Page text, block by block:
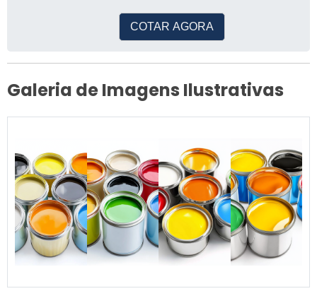
promoção de seus produtos.
Com tratamento corona no
tintas e impressão, esse
rótulo oferece qualidade e
durabilidade.
COTAR AGORA
Galeria de Imagens Ilustrativas